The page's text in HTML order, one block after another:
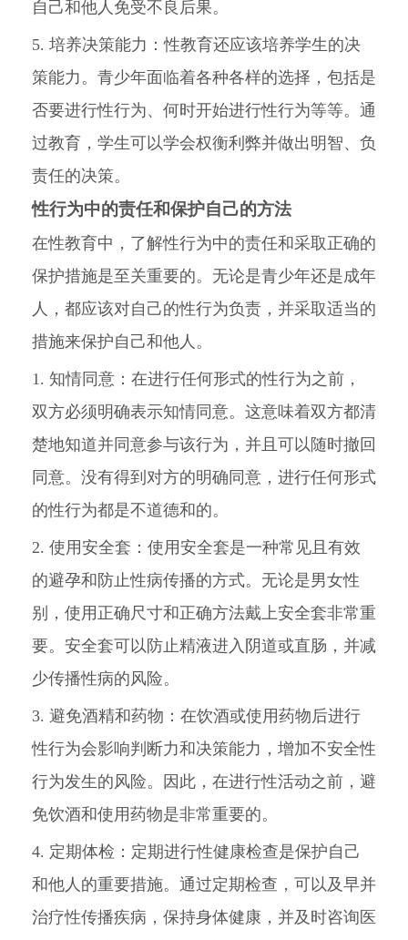
自己和他人免受不良后果。
5. 培养决策能力：性教育还应该培养学生的决
策能力。青少年面临着各种各样的选择，包括是
否要进行性行为、何时开始进行性行为等等。通
过教育，学生可以学会权衡利弊并做出明智、负
责任的决策。
性行为中的责任和保护自己的方法
在性教育中，了解性行为中的责任和采取正确的
保护措施是至关重要的。无论是青少年还是成年
人，都应该对自己的性行为负责，并采取适当的
措施来保护自己和他人。
1. 知情同意：在进行任何形式的性行为之前，
双方必须明确表示知情同意。这意味着双方都清
楚地知道并同意参与该行为，并且可以随时撤回
同意。没有得到对方的明确同意，进行任何形式
的性行为都是不道德和的。
2. 使用安全套：使用安全套是一种常见且有效
的避孕和防止性病传播的方式。无论是男女性
别，使用正确尺寸和正确方法戴上安全套非常重
要。安全套可以防止精液进入阴道或直肠，并减
少传播性病的风险。
3. 避免酒精和药物：在饮酒或使用药物后进行
性行为会影响判断力和决策能力，增加不安全性
行为发生的风险。因此，在进行性活动之前，避
免饮酒和使用药物是非常重要的。
4. 定期体检：定期进行性健康检查是保护自己
和他人的重要措施。通过定期检查，可以及早并
治疗性传播疾病，保持身体健康，并及时咨询医